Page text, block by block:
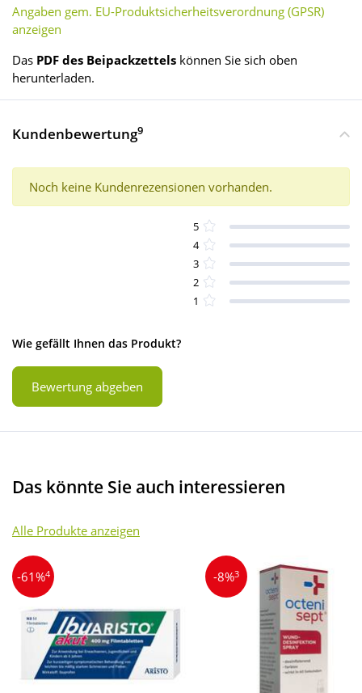
Angaben gem. EU-Produktsicherheitsverordnung (GPSR)
anzeigen
Das PDF des Beipackzettels können Sie sich oben
herunterladen.
Kundenbewertung9
Noch keine Kundenrezensionen vorhanden.
5
4
3
2
1
Wie gefällt Ihnen das Produkt?
Bewertung abgeben
Das könnte Sie auch interessieren
Alle Produkte anzeigen
-61%4 -8%3